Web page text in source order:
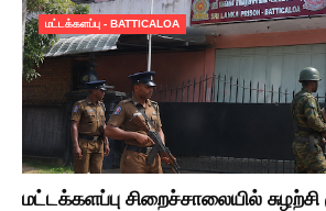
மட்டக்களப்பு - BATTICALOA
மட்டக்களப்பு சிறைச்சாலையில்